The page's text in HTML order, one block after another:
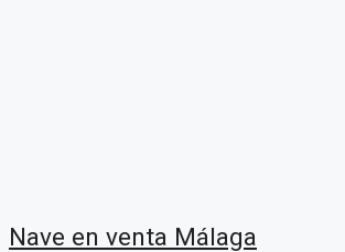
Nave en venta Málaga